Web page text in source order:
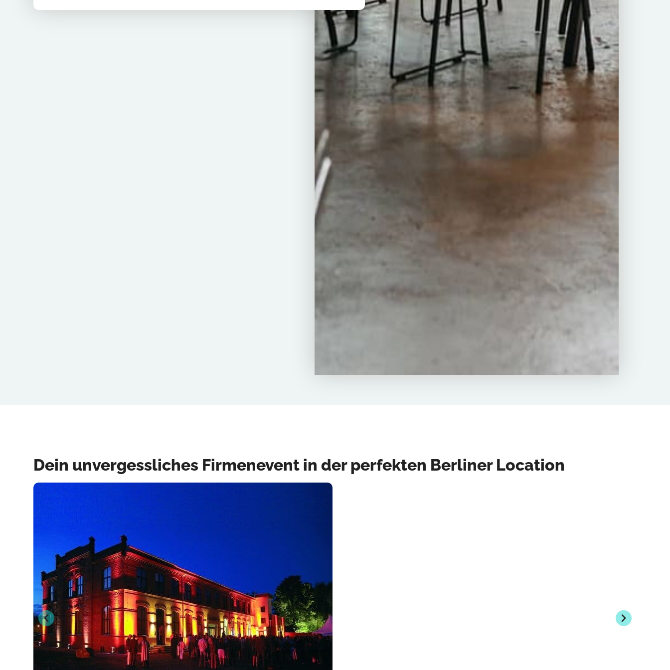
Dein unvergessliches Firmenevent in der perfekten Berliner Location